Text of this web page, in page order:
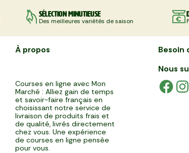
Sélection minutieuse
Des meilleures variétés de saison
À propos
Courses en ligne avec Mon
Marché : Alliez gain de temps
et savoir-faire français en
choisissant notre service de
livraison de produits frais et
de qualité, livrés directement
chez vous. Une expérience
de courses en ligne pensée
pour vous.
Besoin
Nous